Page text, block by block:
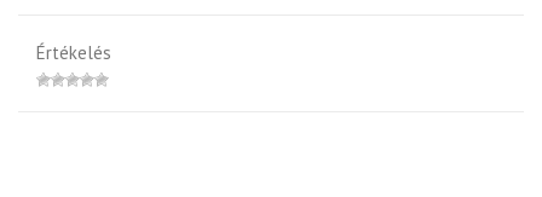
Értékelés